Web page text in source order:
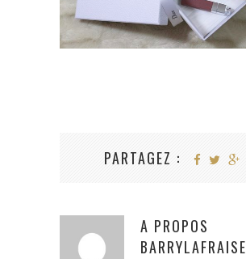
PARTAGEZ :
A PROPOS
BARRYLAFRAISE